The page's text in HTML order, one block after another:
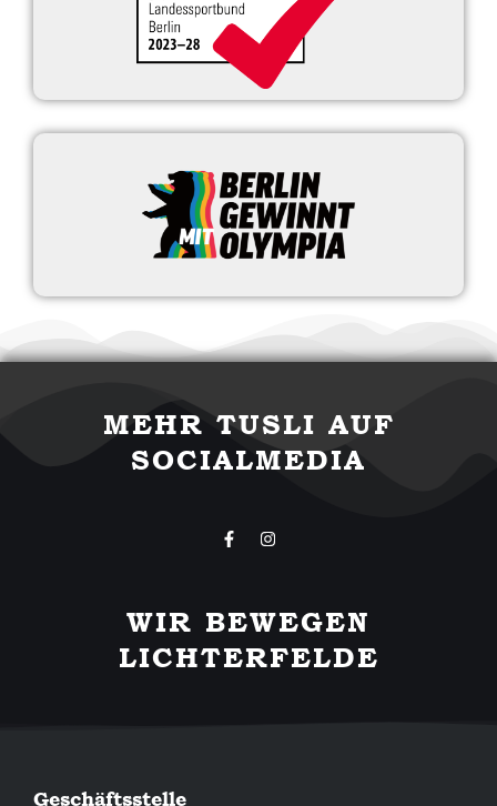
MEHR TUSLI AUF
SOCIALMEDIA
F
a
o
o
k
-
I
n
g
r
a
m
WIR BEWEGEN
LICHTERFELDE
Geschäftsstelle